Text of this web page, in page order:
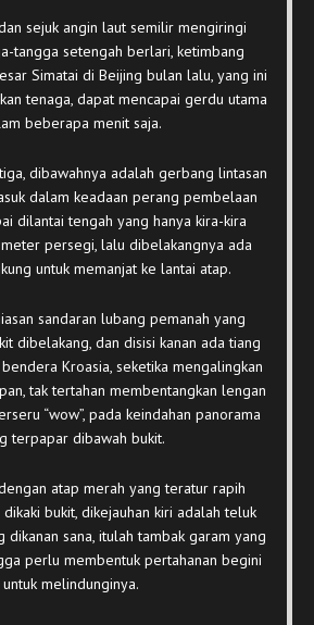
sejuk angin laut semilir mengiringi
tangga setengah berlari, ketimbang
Simatai di Beijing bulan lalu, yang ini
tenaga, dapat mencapai gerdu utama
beberapa menit saja.
dibawahnya adalah gerbang lintasan
dalam keadaan perang pembelaan
dilantai tengah yang hanya kira-kira
persegi, lalu dibelakangnya ada
untuk memanjat ke lantai atap.
sandaran lubang pemanah yang
dibelakang, dan disisi kanan ada tiang
Kroasia, seketika mengalingkan
tak tertahan membentangkan lengan
“wow”, pada keindahan panorama
terpapar dibawah bukit.
atap merah yang teratur rapih
bukit, dikejauhan kiri adalah teluk
dikanan sana, itulah tambak garam yang
perlu membentuk pertahanan begini
untuk melindunginya.